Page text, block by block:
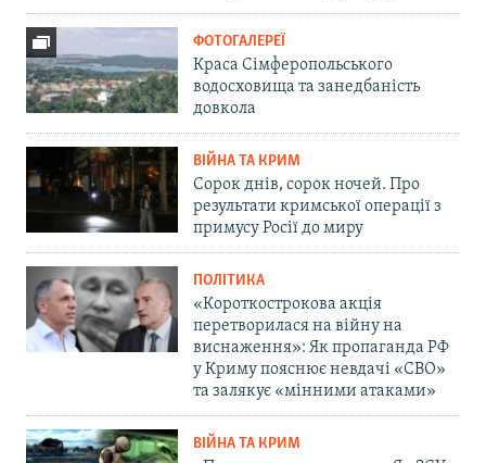
ФОТОГАЛЕРЕЇ
Краса Сімферопольського
водосховища та занедбаність
довкола
ВІЙНА ТА КРИМ
Сорок днів, сорок ночей. Про
результати кримської операції з
примусу Росії до миру
ПОЛІТИКА
«Короткострокова акція
перетворилася на війну на
виснаження»: Як пропаганда РФ
у Криму пояснює невдачі «СВО»
та залякує «мінними атаками»
ВІЙНА ТА КРИМ